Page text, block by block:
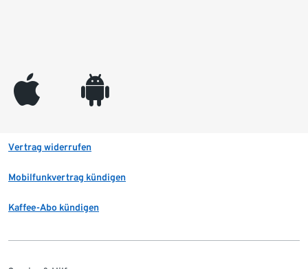
appleinc android
Vertrag widerrufen
Mobilfunkvertrag kündigen
Kaffee-Abo kündigen